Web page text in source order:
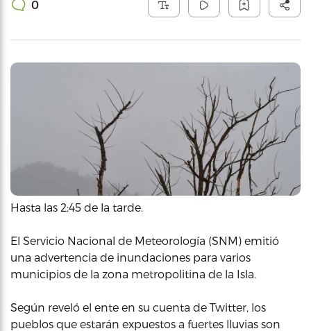
0
Hasta las 2:45 de la tarde.
El Servicio Nacional de Meteorología (SNM) emitió
una advertencia de inundaciones para varios
municipios de la zona metropolitina de la Isla.
Según reveló el ente en su cuenta de Twitter, los
pueblos que estarán expuestos a fuertes lluvias son